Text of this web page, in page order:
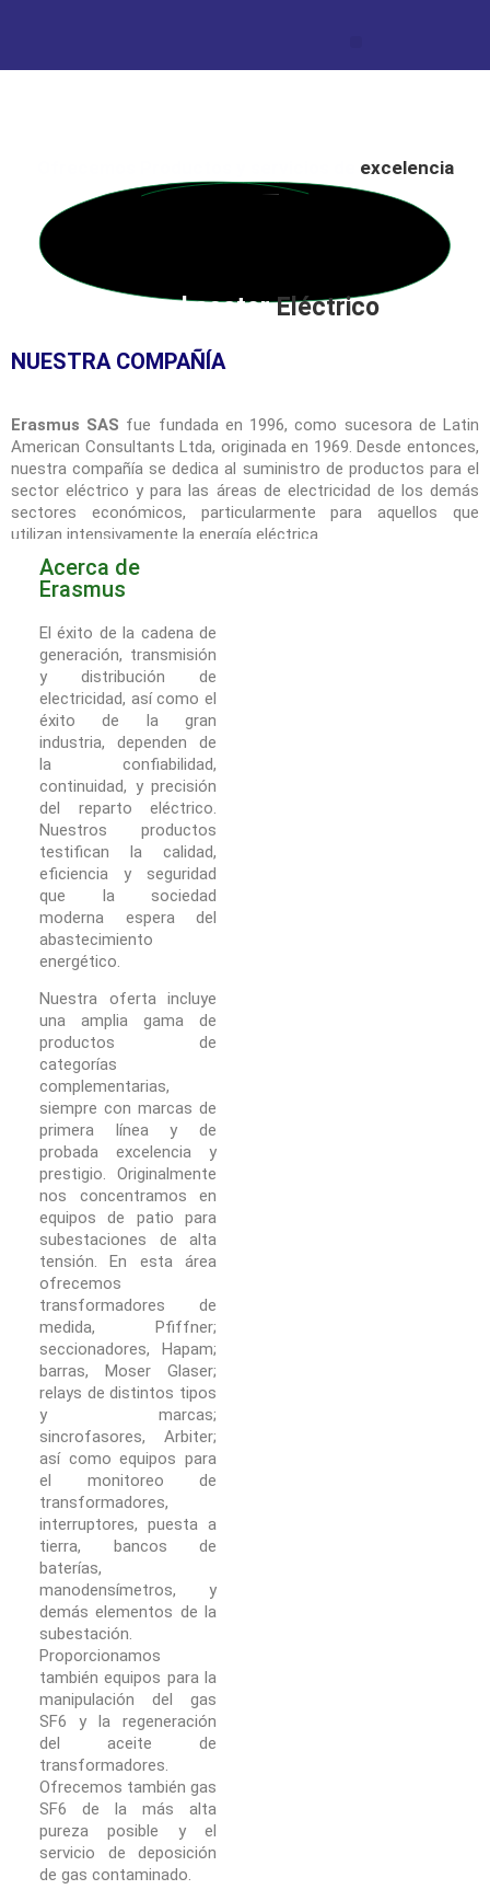
excelencia
para el sector Eléctrico
NUESTRA COMPAÑÍA
Erasmus SAS fue fundada en 1996, como sucesora de Latin
American Consultants Ltda, originada en 1969. Desde entonces,
nuestra compañía se dedica al suministro de productos para el
sector eléctrico y para las áreas de electricidad de los demás
sectores económicos, particularmente para aquellos que
utilizan intensivamente la energía eléctrica.
Acerca de
Erasmus
El éxito de la cadena de
generación, transmisión
y distribución de
electricidad, así como el
éxito de la gran
industria, dependen de
la confiabilidad,
continuidad, y precisión
del reparto eléctrico.
Nuestros productos
testifican la calidad,
eficiencia y seguridad
que la sociedad
moderna espera del
abastecimiento
energético.
Nuestra oferta incluye
una amplia gama de
productos de
categorías
complementarias,
siempre con marcas de
primera línea y de
probada excelencia y
prestigio. Originalmente
nos concentramos en
equipos de patio para
subestaciones de alta
tensión. En esta área
ofrecemos
transformadores de
medida, Pfiffner;
seccionadores, Hapam;
barras, Moser Glaser;
relays de distintos tipos
y marcas;
sincrofasores, Arbiter;
así como equipos para
el monitoreo de
transformadores,
interruptores, puesta a
tierra, bancos de
baterías,
manodensímetros, y
demás elementos de la
subestación.
Proporcionamos
también equipos para la
manipulación del gas
SF6 y la regeneración
del aceite de
transformadores.
Ofrecemos también gas
SF6 de la más alta
pureza posible y el
servicio de deposición
de gas contaminado.